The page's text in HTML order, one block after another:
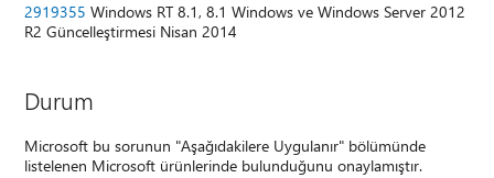
2919355 Windows RT 8.1, 8.1 Windows ve Windows Server 2012
R2 Güncelleştirmesi Nisan 2014
Durum
Microsoft bu sorunun "Aşağıdakilere Uygulanır" bölümünde
listelenen Microsoft ürünlerinde bulunduğunu onaylamıştır.